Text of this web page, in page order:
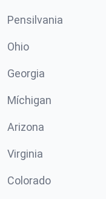
Pensilvania
Ohio
Georgia
Míchigan
Arizona
Virginia
Colorado